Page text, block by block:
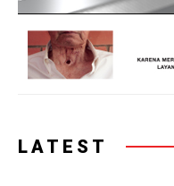
LATEST